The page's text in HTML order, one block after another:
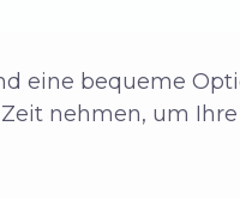
eine bequeme
nehmen, um